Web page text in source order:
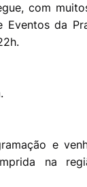
com
Eventos da
e
na